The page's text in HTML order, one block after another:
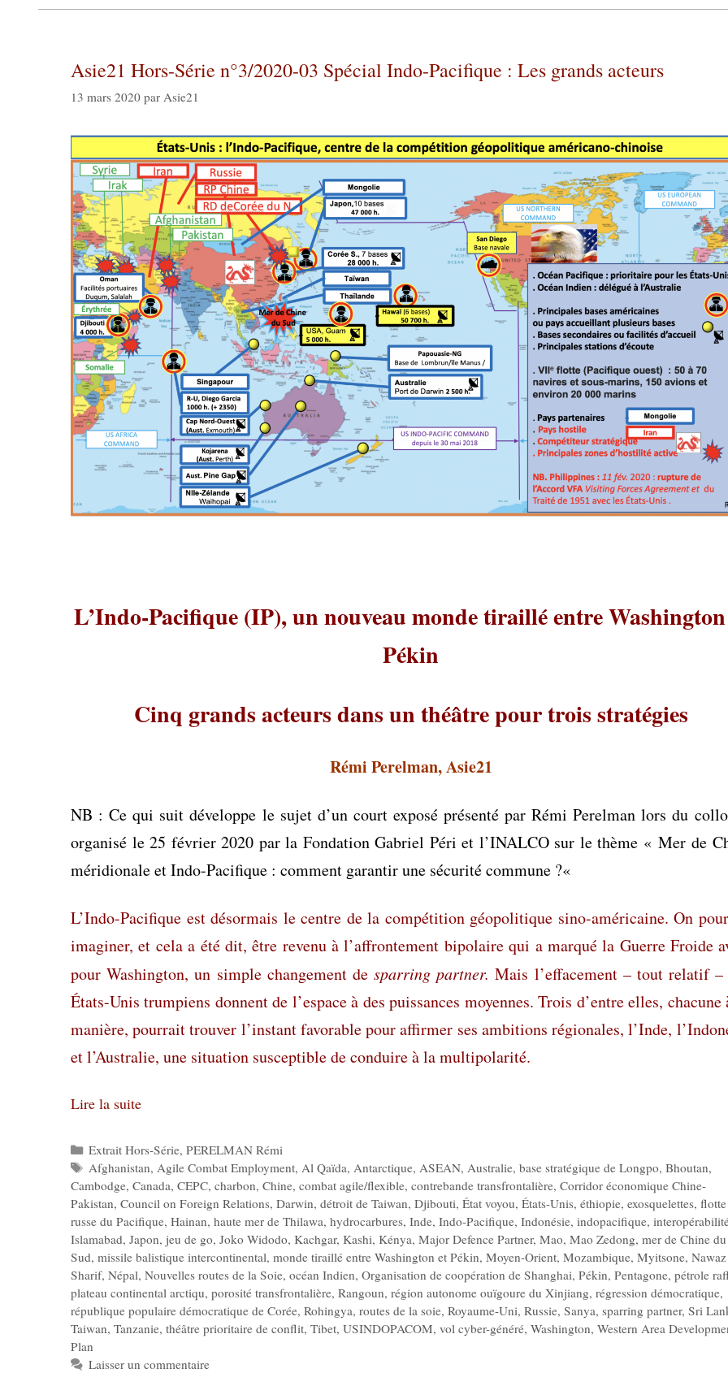
Asie21 Hors-Série n°3/2020-03 Spécial Indo-Pacifique : Les grands acteurs
13 mars 2020 par Asie21
L’Indo-Pacifique (IP), un nouveau monde tiraillé entre
Pékin
Cinq grands acteurs dans un théâtre pour trois stratégies
Rémi Perelman, Asie21
NB : Ce qui suit développe le sujet d’un court exposé présenté par Rémi Perelmanlors du
organisé le 25 février 2020 par la Fondation Gabriel Péri et l’INALCO sur le thème «Mer de
méridionale et Indo-Pacifique : comment garantir une sécurité commune ?«
L’Indo-Pacifique est désormais le centre de la compétition géopolitique sino-américaine. On
imaginer, et cela a été dit, être revenu à l’affrontement bipolaire qui a marqué la Guerre Froide
pour Washington, un simple changement desparring partner.Mais l’effacement – tout relatif –
États-Unis trumpiens donnent de l’espace à des puissances moyennes. Trois d’entre elles, chacune
manière, pourrait trouver l’instant favorable pour affirmer ses ambitions régionales, l’Inde,
et l’Australie, une situation susceptible de conduire à la multipolarité.
Lire la suite
Catégories
Extrait Hors-Série,PERELMAN Rémi
Étiquettes
Afghanistan, Agile Combat Employment, Al Qaïda, Antarctique, ASEAN, Australie,base stratégique de Longpo,Bhoutan,
Cambodge, Canada, CEPC, charbon, Chine, combat agile/flexible, contrebande transfrontalière, Corridor économique Chine-
Pakistan, Council on Foreign Relations, Darwin, détroit de Taiwan, Djibouti, État voyou, États-Unis, éthiopie, exosquelettes, flotte
russe du Pacifique, Hainan, haute mer de Thilawa, hydrocarbures, Inde, Indo-Pacifique, Indonésie, indopacifique,
Islamabad, Japon, jeu de go, Joko Widodo, Kachgar, Kashi, Kénya, Major Defence Partner, Mao, Mao Zedong, mer de Chine du
Sud, missile balistique intercontinental, monde tiraillé entre Washington et Pékin, Moyen-Orient, Mozambique, Myitsone, Nawaz
Sharif, Népal, Nouvelles routes de la Soie, océan Indien, Organisation de coopération de Shanghai, Pékin, Pentagone, pétrole
plateau continental arctiqu, porosité transfrontalière, Rangoun, région autonome ouïgoure du Xinjiang, régression démocratique,
république populaire démocratique de Corée, Rohingya, routes de la soie, Royaume-Uni, Russie, Sanya, sparring partner, Sri
Taiwan, Tanzanie, théâtre prioritaire de conflit, Tibet, USINDOPACOM, vol cyber-généré, Washington, Western Area
Plan
Laisser un commentaire